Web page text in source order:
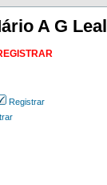
A G Leal
Registrar